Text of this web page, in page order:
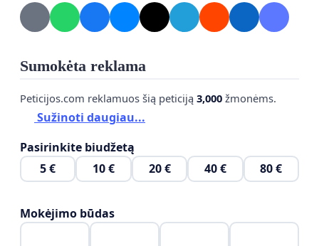
Sumokėta reklama
Peticijos.com reklamuos šią peticiją 3,000 žmonėms.
Sužinoti daugiau...
Pasirinkite biudžetą
5 €
10 € 20 € 40 € 80 €
Mokėjimo būdas